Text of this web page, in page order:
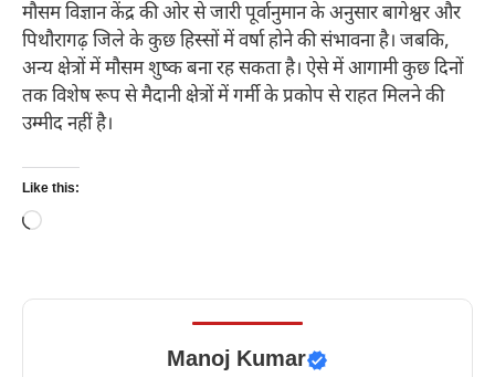
मौसम विज्ञान केंद्र की ओर से जारी पूर्वानुमान के अनुसार बागेश्वर और
पिथौरागढ़ जिले के कुछ हिस्सों में वर्षा होने की संभावना है। जबकि,
अन्य क्षेत्रों में मौसम शुष्क बना रह सकता है। ऐसे में आगामी कुछ दिनों
तक विशेष रूप से मैदानी क्षेत्रों में गर्मी के प्रकोप से राहत मिलने की
उम्मीद नहीं है।
Like this:
Loading…
Manoj Kumar